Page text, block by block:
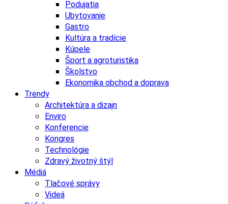
Podujatia
Ubytovanie
Gastro
Kultúra a tradície
Kúpele
Šport a agroturistika
Školstvo
Ekonomika obchod a doprava
Trendy
Architektúra a dizajn
Enviro
Konferencie
Kongres
Technológie
Zdravý životný štýl
Médiá
Tlačové správy
Videá